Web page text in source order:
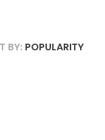
BY: POPULARITY